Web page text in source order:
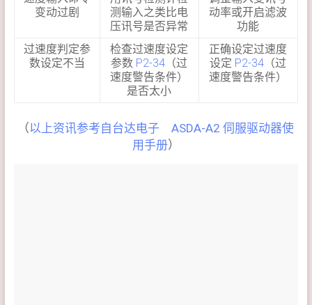
变动过剧
测输入之类比电
压讯号是否异常
动率或开启滤波
功能
过速度判定参
数设定不当
检查过速度设定
参数 P2-34 （过
速度警告条件）
是否太小
正确设定过速度
设定 P2-34 （过
速度警告条件）
（以上资讯参考自台达电子 ASDA-A2 伺服驱动器使
用手册）